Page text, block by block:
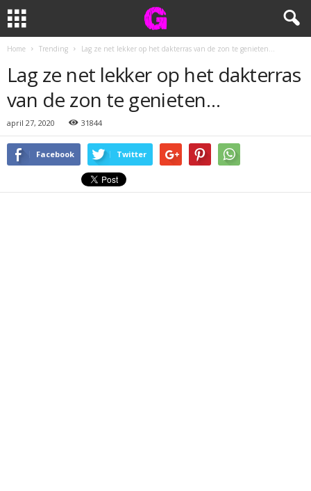
Home Trending Lag ze net lekker op het dakterras van de zon te genieten…
Lag ze net lekker op het dakterras
van de zon te genieten…
april 27, 2020 31844
Facebook Twitter